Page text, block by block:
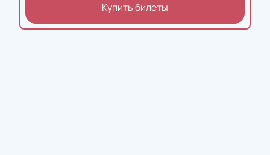
Купить билеты